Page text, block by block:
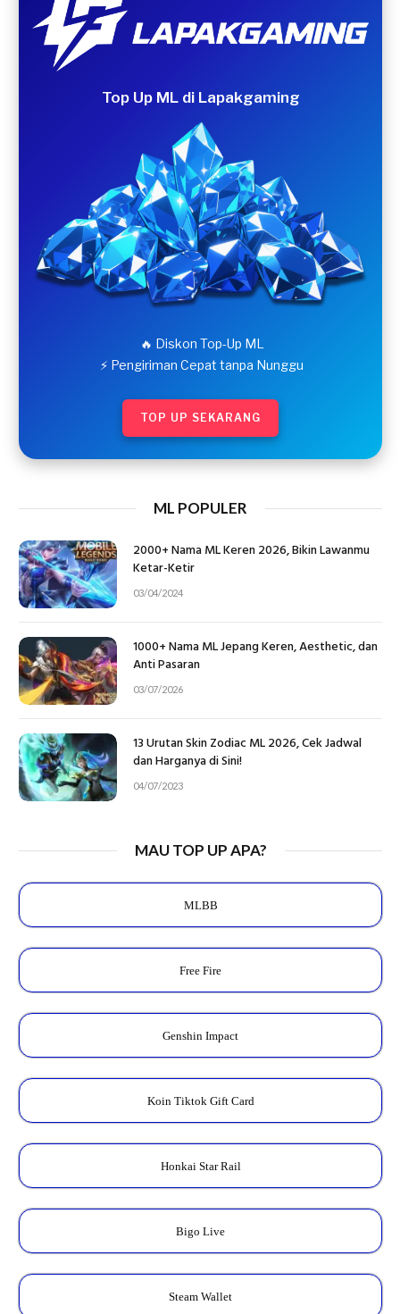
Top Up ML di Lapakgaming
🔥 Diskon Top-Up ML
⚡ Pengiriman Cepat tanpa Nunggu
TOP UP SEKARANG
ML POPULER
2000+ Nama ML Keren 2026, Bikin Lawanmu
Ketar-Ketir
03/04/2024
1000+ Nama ML Jepang Keren, Aesthetic, dan
Anti Pasaran
03/07/2026
13 Urutan Skin Zodiac ML 2026, Cek Jadwal
dan Harganya di Sini!
04/07/2023
MAU TOP UP APA?
MLBB
Free Fire
Genshin Impact
Koin Tiktok Gift Card
Honkai Star Rail
Bigo Live
Steam Wallet